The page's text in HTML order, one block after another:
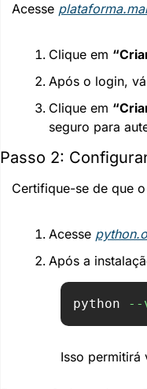
Acesse
Clique em
Após o login,
Clique em
seguro para
Passo 2:
Certifique-se de que o
Acesse
Após a
python --
Isso permitirá